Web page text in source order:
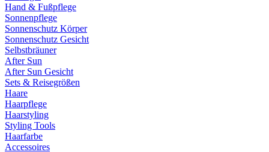
Hand & Fußpflege
Sonnenpflege
Sonnenschutz Körper
Sonnenschutz Gesicht
Selbstbräuner
After Sun
After Sun Gesicht
Sets & Reisegrößen
Haare
Haarpflege
Haarstyling
Styling Tools
Haarfarbe
Accessoires